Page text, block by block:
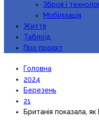
Зброя і
Мобілізація
Життя
Таблоїд
Про проєкт
Головна
2024
Березень
21
Британія показала,